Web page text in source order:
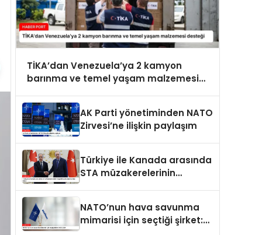
TİKA’dan Venezuela’ya 2 kamyon
barınma ve temel yaşam malzemesi
AK Parti yönetiminden NATO
Zirvesi’ne ilişkin paylaşım
Türkiye ile Kanada arasında
STA müzakerelerinin
NATO’nun hava savunma
mimarisi için seçtiği şirket: